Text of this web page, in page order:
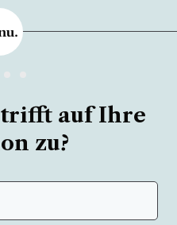
auf Ihre
zu?